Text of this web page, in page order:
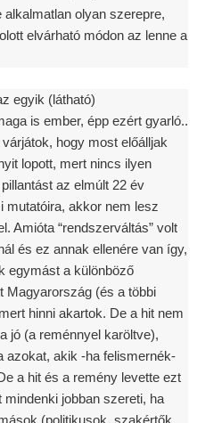
olyan szerepre,
elvárható módon az lenne a
egyik (látható)
is ember, épp ezért gyarló..
hogy most előálljak
lopott, mert nincs ilyen
az elmúlt 22 év
mutatóira, akkor nem lesz
Amióta “rendszerváltás” volt
és ez annak ellenére van így,
egymást a különböző
Magyarország (és a többi
hinni akartok. De a hit nem
jó (a reménnyel karöltve),
azokat, akik -ha felismernék-
a hit és a remény levette ezt
jobban szereti, ha